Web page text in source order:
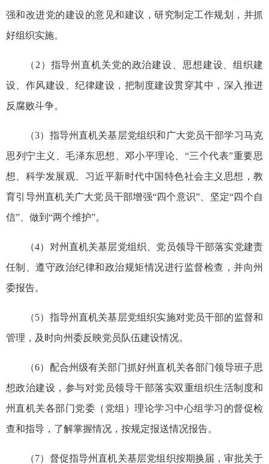
强和改进党的建设的意见和建议，研究制定工作规划，并抓
好组织实施。
（2）指导州直机关党的政治建设、思想建设、组织建
设、作风建设、纪律建设，把制度建设贯穿其中，深入推进
反腐败斗争。
（3）指导州直机关基层党组织和广大党员干部学习马克
思列宁主义、毛泽东思想、邓小平理论、“三个代表”重要思
想、科学发展观、习近平新时代中国特色社会主义思想， 教
育引导州直机关广大党员干部增强“四个意识”、坚定“四个自
信”、做到“两个维护”。
（4）对州直机关基层党组织、党员领导干部落实党建责
任制、遵守政治纪律和政治规矩情况进行监督检查，并向州
委报告。
（5）指导州直机关基层党组织实施对党员干部的监督和
管理，及时向州委反映党员队伍建设情况。
（6）配合州级有关部门抓好州直机关各部门领导班子思
想政治建设，参与对党员领导干部落实双重组织生活制度和
州直机关各部门党委（党组）理论学习中心组学习的督促检
查和指导，了解掌握情况，按规定报送情况报告。
（7）督促指导州直机关基层党组织按期换届，审批关于